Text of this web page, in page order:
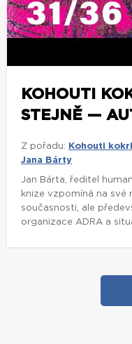
KOHOUTI
STEJNĚ —
Z pořadu:
Kohouti
Jana Bárty
Jan Bárta, ředitel
knize vzpomíná na své
současnosti, ale
organizace ADRA a